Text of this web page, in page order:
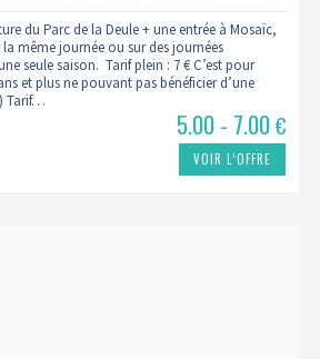
du Parc de la Deule + une entrée à Mosaïc,
même journée ou sur des journées
seule saison. Tarif plein : 7 € C’est pour
et plus ne pouvant pas bénéficier d’une
Tarif…
5.00 - 7.00€
VOIR L’OFFRE